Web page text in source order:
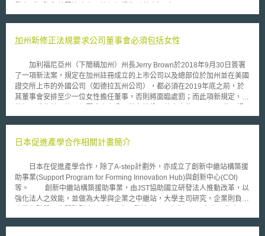
Cellular and Gene Therapy Products Draft Guidance for Industry），旨在
立效價測試基準：納入2011年《細胞和基因治療產品的效價測試指引》
Industry）中關於效價測試設計的具體建議，包括專一性、準確性和精確性
等要求。 2.建立涵蓋產品生命週期的效價保證策略：強調在整個產品生命週
期中，進行效價測試的重要性，涵蓋製程設計、製程控制、物料控制與批次
檢測等多個環節。 3.導入風險管理評估概念：包括根據CGT產品的作用機
制、臨床指示和給藥途徑來訂定目標產品品質（Quality Target Product
Attributes, CQA）、以及影響CQA的關鍵性製程因素（Critical Process
來廠商在產品開發早期階段就需要進行產品性質與作用機制的風險評估，在
品在每個生產階段都符合FDA的安全性和效價標準，從而減少市場准入的障
礙，也增強了公眾對CGT產品安全性和療效的信心，加快創新治療方法的推
廣，而後續亦值得關注2024年3月27日所徵集的意見。
加州新修正法規要求公司董事會必須包括女性
加利福尼亞州（下簡稱加州）州長Jerry Brown於2018年9月30日簽署
了一項新法案，規定在加州註冊成立的上市公司以及總部位於加州並在美國
證交所上市的外國公司（如德拉瓦州公司），都必須在2019年底之前，於
其董事會安排至少一位女性擔任董事，否則將面臨處罰；而此項新規定，亦
定並規定，在2021年年底前，若董事會的規模為6名以上，至少需有3名女
模為4名以下董事，則至少需有1名女性董事。違反此項規定，將受到以下處
罰款，隨後再處以每次違反的罰款。 根據統計，日前在美國3000家最
大的上市公司的董事會組成中，女性僅占其中18%，於2017年，更有624家
上市公司的董事會中根本沒有女性。該法案表明，促進公司董事會性別平等
不僅可以改善所有女性的職場機會，同時還能提高生產力，其依據是瑞士信
貸（Credit Suisse）於2014年所作出的一項研究，該研究發現，擁有全男
而擁有至少一名女性董事的公司，其平均股本回報率為12.2%。 根據彭
日本促進產學合作相關計畫簡介
日本在促進產學合作，除了A-step計劃外，亦成立了創新中繼站構築援
助事業(Support Program for Forming Innovation Hub)與創新中心(COI)
等。 創新中繼站構築援助事業，由JST協助國立研發法人推動改革，以
強化法人之效能，並做為大學與企業之中繼站，大學主司研究，企業則負責
才、評定人才並進行創業援助、技術調查與分析。國立研發法人則提供人才